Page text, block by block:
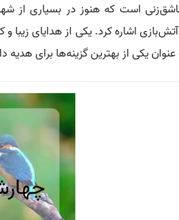
است که هنوز در بسیاری از
اشاره کرد. یکی از هدایای زیبا
یکی از بهترین گزینه‌ها برای هدیه